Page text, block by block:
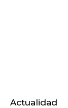
Actualidad